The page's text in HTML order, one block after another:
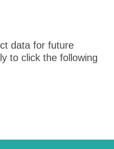
data for future
to click the following